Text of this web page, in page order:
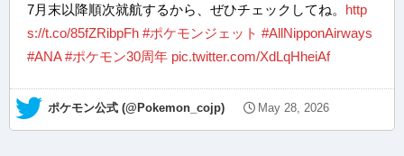
7月末以降順次就航するから、ぜひチェックしてね。 http
s://t.co/85fZRibpFh #ポケモンジェット #AllNipponAirways
#ANA #ポケモン30周年 pic.twitter.com/XdLqHheiAf
— ポケモン公式 (@Pokemon_cojp) May 28, 2026